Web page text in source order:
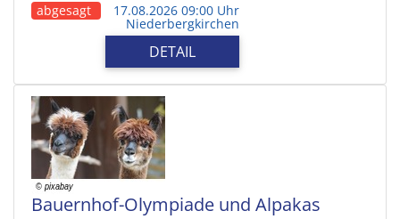
abgesagt 17.08.2026 09:00 Uhr
Niederbergkirchen
DETAIL
Bauernhof-Olympiade und Alpakas